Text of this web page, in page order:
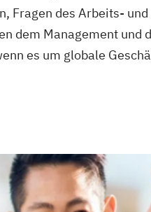
Fragen des Arbeits-
dem Management und
es um globale